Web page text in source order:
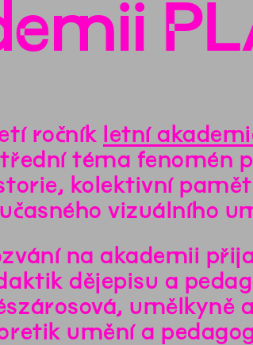
ročník letní
téma fenomén
kolektivní
vizuálního
na akademii
dějepisu a
umělkyně
umění a